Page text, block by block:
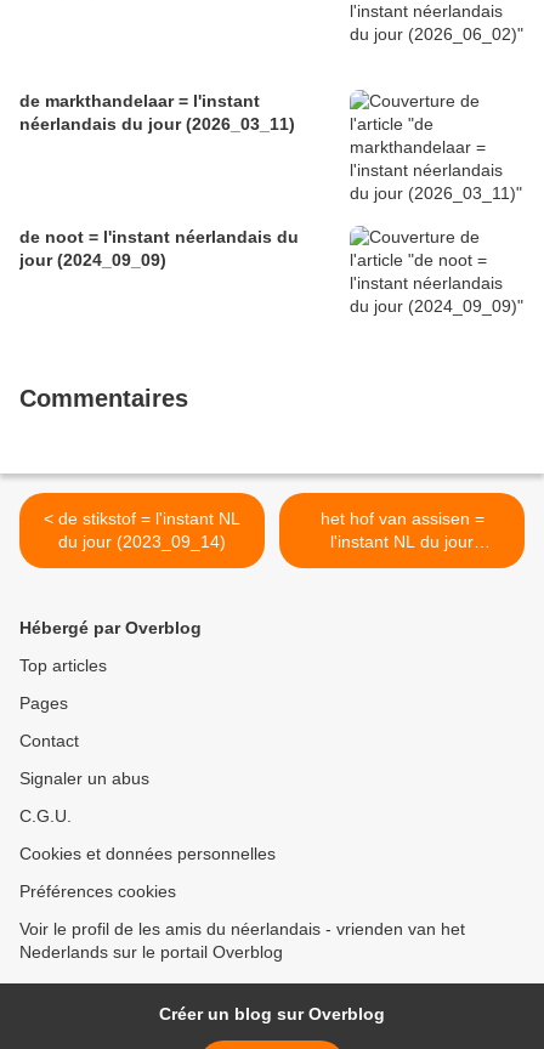
de markthandelaar = l'instant
néerlandais du jour (2026_03_11)
de noot = l'instant néerlandais du
jour (2024_09_09)
Commentaires
< de stikstof = l'instant NL
du jour (2023_09_14)
het hof van assisen =
l'instant NL du jour
(2023_09_18) >
Hébergé par Overblog
Top articles
Pages
Contact
Signaler un abus
C.G.U.
Cookies et données personnelles
Préférences cookies
Voir le profil de les amis du néerlandais - vrienden van het
Nederlands sur le portail Overblog
Créer un blog sur Overblog